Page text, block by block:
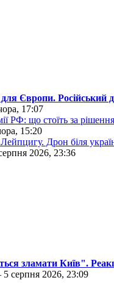
Європи. Російський
17:07
РФ: що стоїть за
15:20
Дрон біля
2026, 23:36
зламати Київ".
серпня 2026, 23:09